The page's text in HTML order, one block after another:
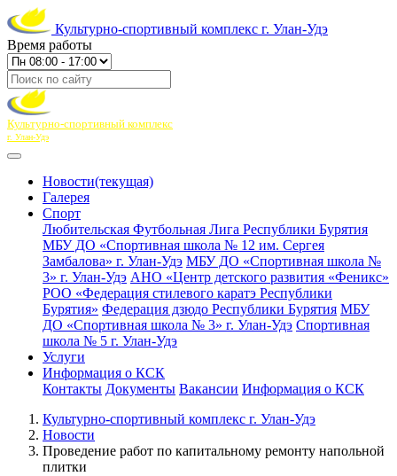
Культурно-спортивный комплекс г. Улан-Удэ
Время работы
Культурно-спортивный комплекс
г. Улан-Удэ
Новости(текущая)
Галерея
Спорт
Любительская Футбольная Лига Республики Бурятия
МБУ ДО «Спортивная школа № 12 им. Сергея
Замбалова» г. Улан-Удэ МБУ ДО «Спортивная школа №
3» г. Улан-Удэ АНО «Центр детского развития «Феникс»
РОО «Федерация стилевого каратэ Республики
Бурятия» Федерация дзюдо Республики Бурятия МБУ
ДО «Спортивная школа № 3» г. Улан-Удэ Спортивная
школа № 5 г. Улан-Удэ
Услуги
Информация о КСК
Контакты Документы Вакансии Информация о КСК
Культурно-спортивный комплекс г. Улан-Удэ
Новости
Проведение работ по капитальному ремонту напольной
плитки